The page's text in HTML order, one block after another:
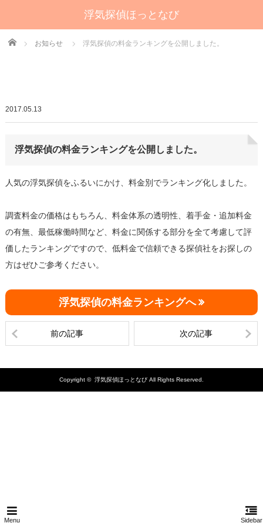
浮気探偵ほっとなび
Menu Sidebar
Home お知らせ 浮気探偵の料金ランキングを公開しました。
2017.05.13
浮気探偵の料金ランキングを公開しました。
人気の浮気探偵をふるいにかけ、料金別でランキング化しました。
調査料金の価格はもちろん、料金体系の透明性、着手金・追加料金
の有無、最低稼働時間など、料金に関係する部分を全て考慮して評
価したランキングですので、低料金で信頼できる探偵社をお探しの
方はぜひご参考ください。
浮気探偵の料金ランキングへ
前の記事 次の記事
Copyright © 浮気探偵ほっとなびAll Rights Reserved.